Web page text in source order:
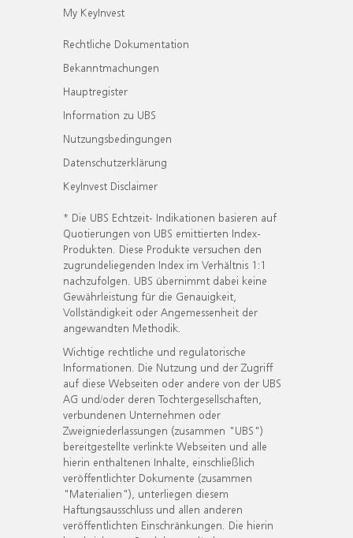
My KeyInvest
Rechtliche Dokumentation
Bekanntmachungen
Hauptregister
Information zu UBS
Nutzungsbedingungen
Datenschutzerklärung
KeyInvest Disclaimer
* Die UBS Echtzeit- Indikationen basieren auf
Quotierungen von UBS emittierten Index-
Produkten. Diese Produkte versuchen den
zugrundeliegenden Index im Verhältnis 1:1
nachzufolgen. UBS übernimmt dabei keine
Gewährleistung für die Genauigkeit,
Vollständigkeit oder Angemessenheit der
angewandten Methodik.
Wichtige rechtliche und regulatorische
Informationen. Die Nutzung und der Zugriff
auf diese Webseiten oder andere von der UBS
AG und/oder deren Tochtergesellschaften,
verbundenen Unternehmen oder
Zweigniederlassungen (zusammen "UBS")
bereitgestellte verlinkte Webseiten und alle
hierin enthaltenen Inhalte, einschließlich
veröffentlichter Dokumente (zusammen
"Materialien"), unterliegen diesem
Haftungsausschluss und allen anderen
veröffentlichten Einschränkungen. Die hierin